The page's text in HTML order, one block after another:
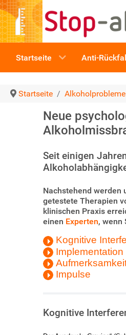
Startseite Anti-
Startseite
Neue
Seit einigen
Nachstehend werden
getestete Therapien
klinischen Praxis
einen Experten, wenn
Kognitive
Impulse
Kognitive